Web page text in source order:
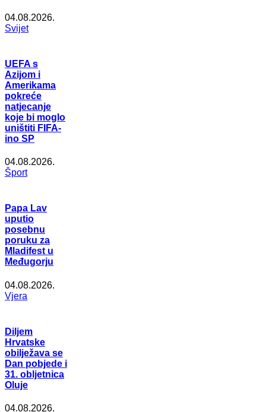
04.08.2026.
Svijet
UEFA s
Azijom i
Amerikama
pokreće
natjecanje
koje bi moglo
uništiti FIFA-
ino SP
04.08.2026.
Šport
Papa Lav
uputio
posebnu
poruku za
Mladifest u
Međugorju
04.08.2026.
Vjera
Diljem
Hrvatske
obilježava se
Dan pobjede i
31. obljetnica
Oluje
04.08.2026.